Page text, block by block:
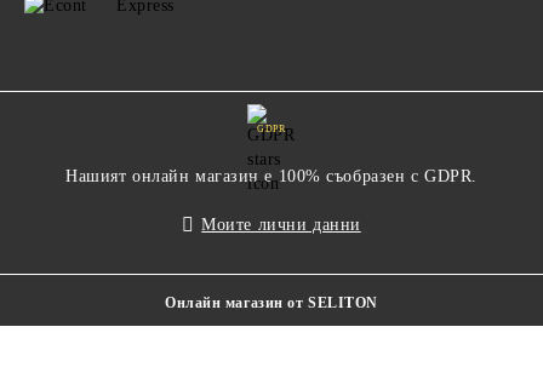
GDPR
Нашият онлайн магазин е 100% съобразен с GDPR.
Моите лични данни
Онлайн магазин от SELITON